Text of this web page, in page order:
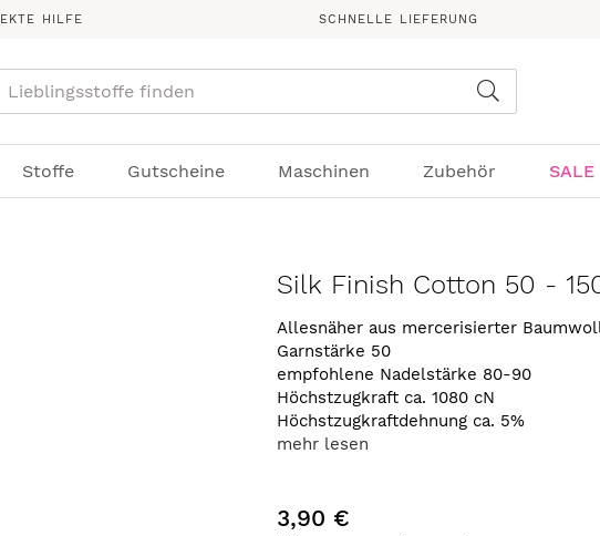
HILFE SCHNELLE LIEFERUNG
Stoffe Gutscheine Maschinen Zubehör SALE
Silk Finish Cotton 50 -
Allesnäher aus mercerisierter
Garnstärke 50
empfohlene Nadelstärke 80-90
Höchstzugkraft ca. 1080 cN
Höchstzugkraftdehnung ca. 5%
mehr lesen
3,90 €